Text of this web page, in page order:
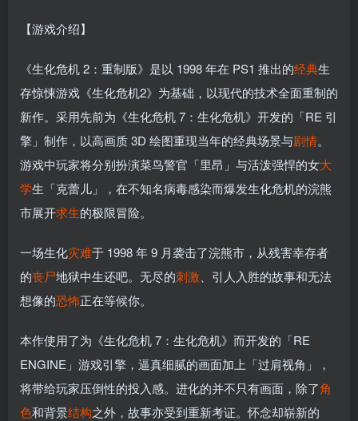
【游戏介绍】
《生化危机 2：重制版》是以 1998 年在 PS1 推出的经典生
存惊悚游戏《生化危机2》为基础，以现代的技术全面重制的
新作。采用先前为《生化危机 7：生化危机》开发的「RE 引
擎」制作，以高画质 3D 绘图重现当年的经典场景与剧情。
游戏中玩家将分别扮演菜鸟警官「里昂」与活泼强悍的女大
学生「克蕾儿」，在不知名病毒感染而爆发生化危机的浣熊
市展开求生的极限冒险。
一场生化灾难于 1998 年 9 月袭击了浣熊市，从残害幸存者
的丧尸地狱中生还吧。无尽的刺激 、引人入胜的故事和无法
想像的恐怖正在等候你。
本作使用了为《生化危机 7：生化危机》而开发的「RE
ENGINE」游戏引擎，逼真细腻的画面加上「过肩视角」，
将带给玩家压倒性的投入感。进化的并不只有画面，除了角
色和背景结构之外，故事亦受到重新考证。怀念却崭新的